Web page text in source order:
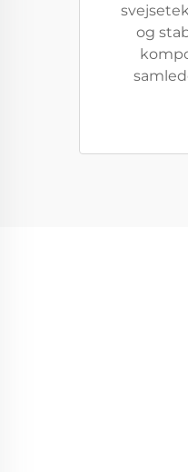
og